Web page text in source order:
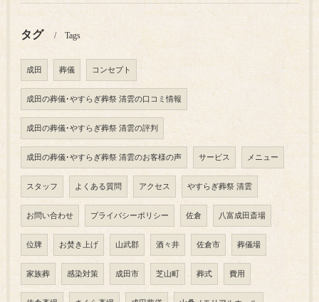
タグ Tags
成田 葬儀 コンセプト
成田の葬儀･やすらぎ葬祭 清雲の口コミ情報
成田の葬儀･やすらぎ葬祭 清雲の評判
成田の葬儀･やすらぎ葬祭 清雲のお客様の声 サービス メニュー
スタッフ よくある質問 アクセス やすらぎ葬祭 清雲
お問い合わせ プライバシーポリシー 佐倉 八富成田斎場
位牌 お焚き上げ 山武郡 酒々井 佐倉市 葬儀場
家族葬 感染対策 成田市 芝山町 葬式 費用